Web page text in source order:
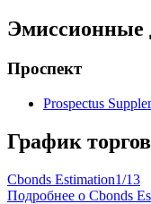
Эмиссионные
Проспект
Prospectus
График торгов
Cbonds Estimation1/13
Подробнее о Cbonds